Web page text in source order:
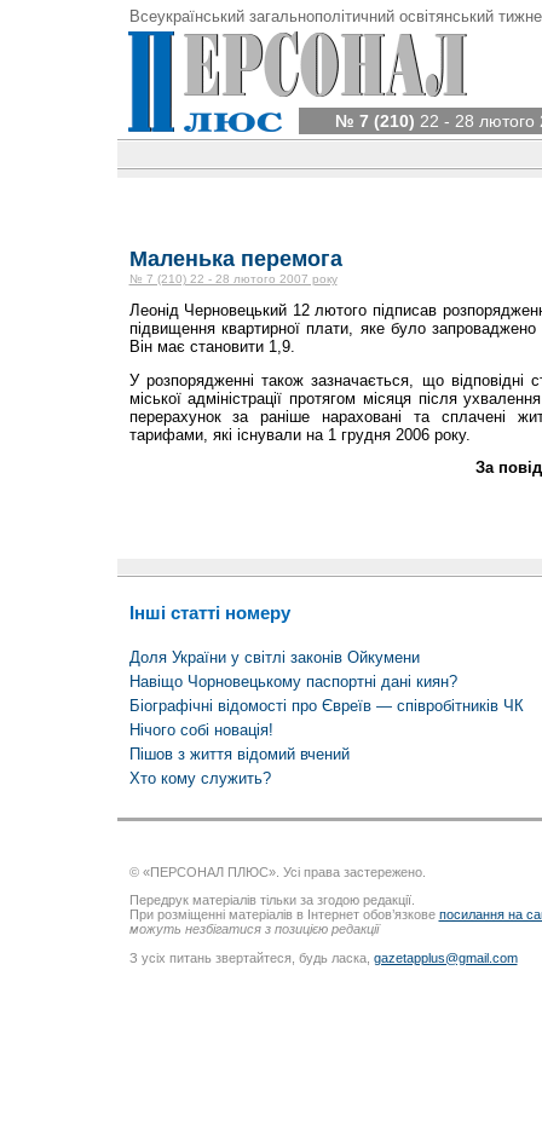
Всеукраїнський загальнополітичний освітянський
№ 7 (210) 22 - 28 лютого
Маленька перемога
№ 7 (210) 22 - 28 лютого 2007 року
Леонід Черновецький 12 лютого підписав
підвищення квартирної плати, яке було
Він має становити 1,9.
У розпорядженні також зазначається, що відповідні
міської адміністрації протягом місяця після
перерахунок за раніше нараховані та сплачені
тарифами, які існували на 1 грудня 2006 року.
За
Інші статті номеру
Доля України у світлі законів Ойкумени
Навіщо Чорновецькому паспортні дані киян?
Біографічні відомості про Євреїв — співробітників ЧК
Нічого собі новація!
Пішов з життя відомий вчений
Хто кому служить?
© «ПЕРСОНАЛ ПЛЮС». Усі права застережено.
Передрук матеріалів тільки за згодою редакції.
При розміщенні матеріалів в Інтернет обов’язкове посилання на
можуть незбігатися з позицією редакції
З усіх питань звертайтеся, будь ласка, gazetapplus@gmail.com